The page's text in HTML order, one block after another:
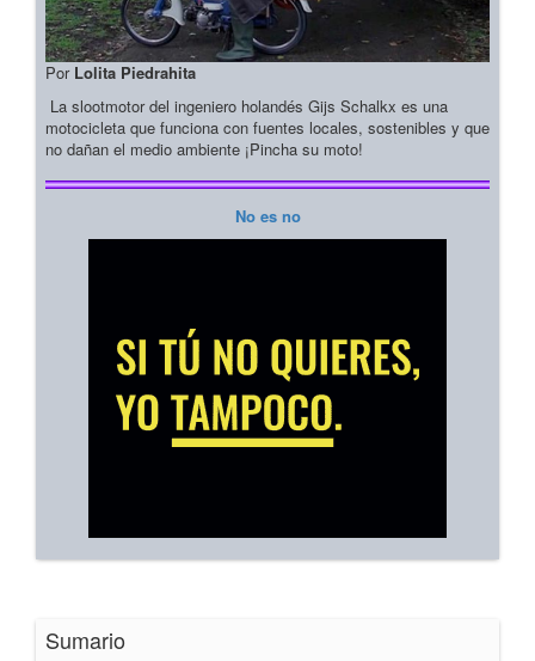
Por Lolita Piedrahita
La slootmotor del ingeniero holandés Gijs Schalkx es una
motocicleta que funciona con fuentes locales, sostenibles y que
no dañan el medio ambiente ¡Pincha su moto!
No es no
Sumario